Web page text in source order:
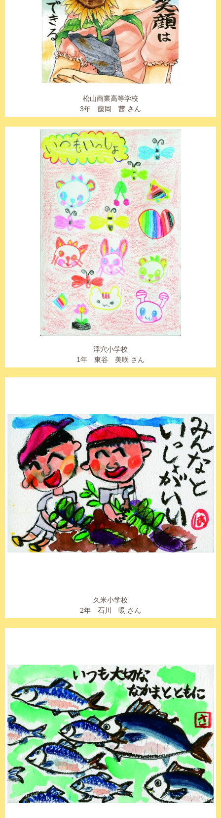
松山商業高等学校
3年 藤岡 茜 さん
浮穴小学校
1年 東谷 美咲 さん
久米小学校
2年 石川 暖 さん